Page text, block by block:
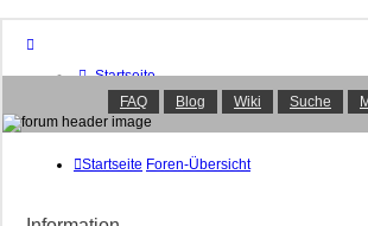
Startseite
Foren-Übersicht
FAQ
Suche
Aktive Themen
FAQ Blog Wiki Suche
Startseite Foren-Übersicht